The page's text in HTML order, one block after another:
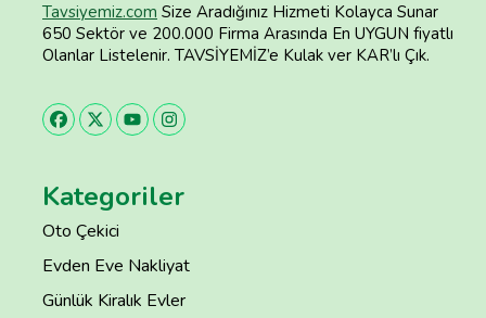
Tavsiyemiz.com Size Aradığınız Hizmeti Kolayca Sunar
650 Sektör ve 200.000 Firma Arasında En UYGUN fiyatlı
Olanlar Listelenir. TAVSİYEMİZ’e Kulak ver KAR’lı Çık.
Kategoriler
Oto Çekici
Evden Eve Nakliyat
Günlük Kiralık Evler